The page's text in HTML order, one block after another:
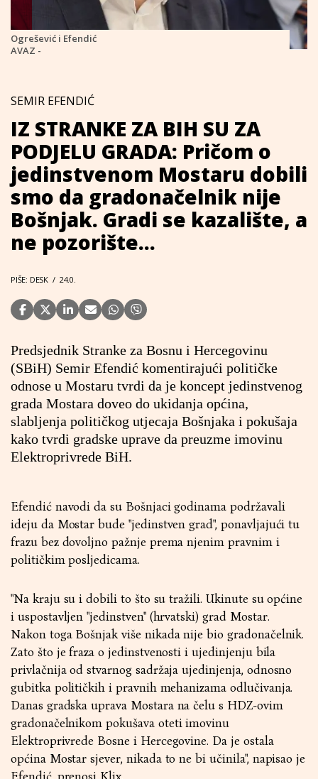
Ogrešević i Efendić
AVAZ -
SEMIR EFENDIĆ
IZ STRANKE ZA BIH SU ZA
PODJELU GRADA: Pričom o
jedinstvenom Mostaru dobili
smo da gradonačelnik nije
Bošnjak. Gradi se kazalište, a
ne pozorište...
PIŠE: DESK / 24.0.
Predsjednik Stranke za Bosnu i Hercegovinu
(SBiH) Semir Efendić komentirajući političke
odnose u Mostaru tvrdi da je koncept jedinstvenog
grada Mostara doveo do ukidanja općina,
slabljenja političkog utjecaja Bošnjaka i pokušaja
kako tvrdi gradske uprave da preuzme imovinu
Elektroprivrede BiH.
Efendić navodi da su Bošnjaci godinama podržavali
ideju da Mostar bude "jedinstven grad", ponavljajući tu
frazu bez dovoljno pažnje prema njenim pravnim i
političkim posljedicama.
"Na kraju su i dobili to što su tražili. Ukinute su općine
i uspostavljen "jedinstven" (hrvatski) grad Mostar.
Nakon toga Bošnjak više nikada nije bio gradonačelnik.
Zato što je fraza o jedinstvenosti i ujedinjenju bila
privlačnija od stvarnog sadržaja ujedinjenja, odnosno
gubitka političkih i pravnih mehanizama odlučivanja.
Danas gradska uprava Mostara na čelu s HDZ-ovim
gradonačelnikom pokušava oteti imovinu
Elektroprivrede Bosne i Hercegovine. Da je ostala
općina Mostar sjever, nikada to ne bi učinila", napisao je